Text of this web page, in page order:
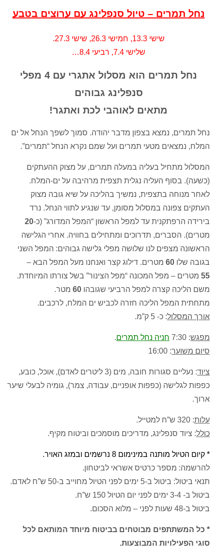
נחל תמרים – טיול סנפלינג עם ערוצים בטבע
שישי 13.3, חמישי 26.3, שישי 27.3.
שלישי 7.4, רביעי 8.4…
נחל תמרים הוא מסלול אתגרי עם 4 מפלי
סנפלינג גבוהים
מתאים לאוהבי לכת ואתגר!
נחל תמרים, נמצא בצפון מדבר יהודה. סמוך לשפך הנחל אל ים
המלח, נמצאים מטעי תמרים ועל שמם נקרא הנחל “תמרים”.
המסלול מתחיל בעליה במעלה תמרים, על מצוק ההעתקים
(כשעה). בסוף העליה נגלית תצפית מרהיבה על ים-המלח.
לאחר מנוחה בתצפית, נמשיך בהליכה על שיא גובה מצוק
העתקים צפונה במסלול מסומן, עד שנגיע לתווי הנחל. נרד
בירידה הרפתקנית עד למפל הראשון “המפל המדורג” (כ-20
מטרים). הסברים, תדרוכים ומתחילים בחוויה. אחרי הגלישה
הראשונה מצפים לנו שלושה מפלי גלישה גבוהים: המפל השני
בגובה שלו 60 מטרים. דילוג קצר ואנחנו מעל המפל הבא –
55 מטרים – מפל המכונה “מפל הצינור” בשל צורתו המיוחדת.
משם הליכה קצרה למפל הרביעי שגובהו 60 מטר.
מתחתית המפל הליכה חזרה לכביש ים המלח, לרכבים.
אורך המסלול: כ- 5 ק”מ.
מפגש: 7:30 חניה נחל תמרים.
סיום משוער: 16:00
ציוד
: נעליים סגורות חובה, מים (3 ליטרים לאדם), אוכל, כובע,
כפפות לגלישה (כפפות אופניים, עבודה, צמר), גומיה לבעלי שיער
ארוך.
עלות: 320 ש”ח למטייל.
כולל: ציוד סנפלינג, מדריכים מוסמכים וביטוח מקיף.
* קיום הטיול מותנה במינימום 8 נרשמים ובמזג האויר.
להרשמה: מספר כרטיס אשראי לביטחון.
תנאי ביטול: ביטול ב-5 ימים לפני הטיול מחוייב ב-50 ש”ח לאדם.
ביטול ב- 3-4 ימים לפני יום הטיול 150 ש”ח.
ביטול ב-48 שעות לפני – מלוא הסכום.
* כל המשתתפים מבוטחים בביטוח מיוחד המותאם לכל
סוגי הפעילויות המבוצעות.